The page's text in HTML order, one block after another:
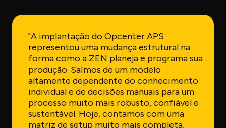
"A implantação do Opcenter APS
representou uma mudança estrutural na
forma como a ZEN planeja e programa sua
produção. Saímos de um modelo
altamente dependente do conhecimento
individual e de decisões manuais para um
processo muito mais robusto, confiável e
sustentável. Hoje, contamos com uma
matriz de setup muito mais completa,